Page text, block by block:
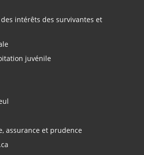
intérêts des survivantes et
juvénile
assurance et prudence